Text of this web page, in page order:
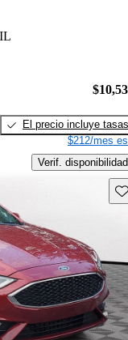
El precio incluye tasas
$212/mes
Verif. disponibilidad